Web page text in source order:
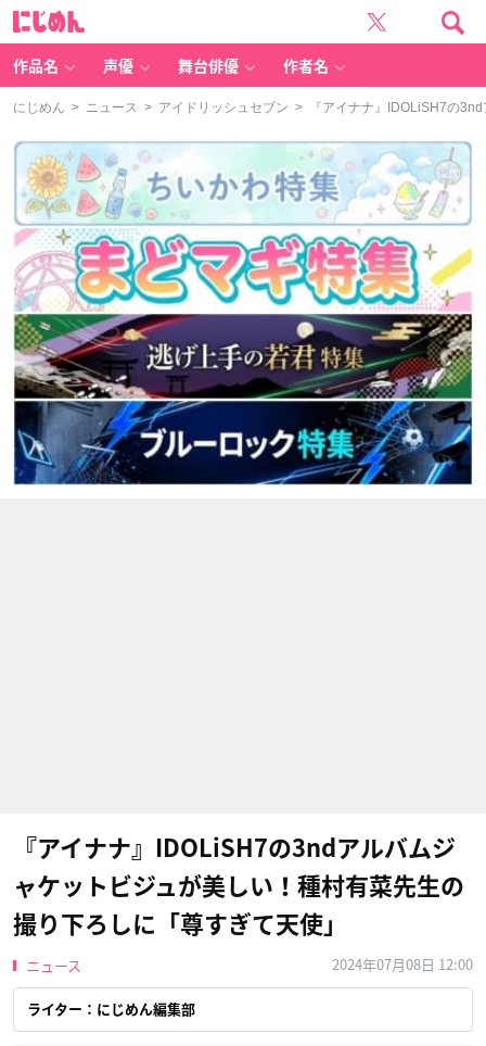
作品名 声優 舞台俳優 作者名
にじめん > ニュース > アイドリッシュセブン > 『アイナナ』IDOLiSH7の3nd
『アイナナ』IDOLiSH7の3ndアルバムジ
ャケットビジュが美しい！種村有菜先生の
撮り下ろしに「尊すぎて天使」
ニュース 2024年07月08日 12:00
ライター：にじめん編集部